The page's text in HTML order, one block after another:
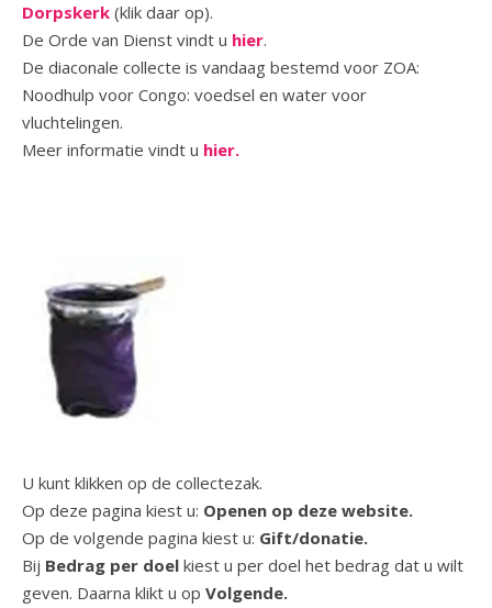
Dorpskerk (klik daar op).
De Orde van Dienst vindt u hier.
De diaconale collecte is vandaag bestemd voor ZOA:
Noodhulp voor Congo: voedsel en water voor
vluchtelingen.
Meer informatie vindt u hier.
U kunt klikken op de collectezak.
Op deze pagina kiest u: Openen op deze website.
Op de volgende pagina kiest u: Gift/donatie.
Bij Bedrag per doel kiest u per doel het bedrag dat u wilt
geven. Daarna klikt u op Volgende.